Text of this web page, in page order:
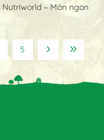
– Món ngon
5